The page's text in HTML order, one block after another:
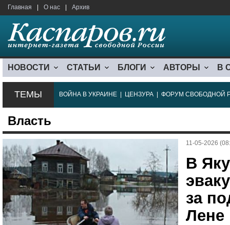
Главная О нас Архив
НОВОСТИ СТАТЬИ БЛОГИ АВТОРЫ В
ТЕМЫ ВОЙНА В УКРАИНЕ ЦЕНЗУРА ФОРУМ СВОБОДНОЙ
Власть
11-05-2026
В
за
Лене